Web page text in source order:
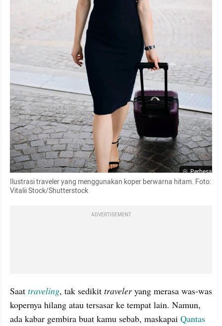
Perbesar
Ilustrasi traveler yang menggunakan koper berwarna hitam. Foto:
Vitalii Stock/Shutterstock
ADVERTISEMENT
Saat traveling, tak sedikit traveler yang merasa was-was
kopernya hilang atau tersasar ke tempat lain. Namun,
ada kabar gembira buat kamu sebab, maskapai Qantas